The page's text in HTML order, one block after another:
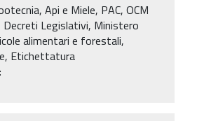
Api e Miele, PAC, OCM
Legislativi, Ministero
alimentari e forestali,
Etichettatura
: